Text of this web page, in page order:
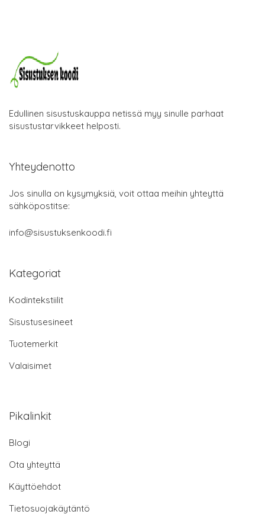
Edullinen sisustuskauppa netissä myy sinulle parhaat
sisustustarvikkeet helposti.
Yhteydenotto
Jos sinulla on kysymyksiä, voit ottaa meihin yhteyttä
sähköpostitse:
info@sisustuksenkoodi.fi
Kategoriat
Kodintekstiilit
Sisustusesineet
Tuotemerkit
Valaisimet
Pikalinkit
Blogi
Ota yhteyttä
Käyttöehdot
Tietosuojakäytäntö